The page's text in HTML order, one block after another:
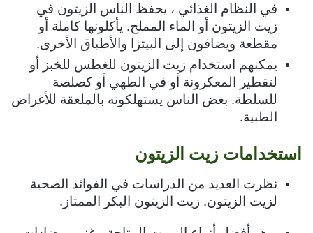
في النظام الغذائي ، يحفظ الناس الزيتون في
زيت الزيتون أو الماء المملح. يأكلونها كاملة أو
مقطعة ويضافون إلى البيتزا والأطباق الأخرى.
يمكنهم استخدام زيت الزيتون للغطس للخبز أو
لتقطير المعكرونة أو في الطهي أو كصلصة
للسلطة. بعض الناس يستهلكونه بالملعقة للأغراض
الطبية.
استخدامات زيت الزيتون
نظرت العديد من الدراسات في الفوائد الصحية
لزيت الزيتون. زيت الزيتون البكر الممتاز.